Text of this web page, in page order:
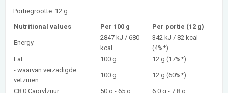
Portiegrootte: 12 g
Nutritional values Per 100 g Per portie (12 g)
Energy
2847 kJ / 680
kcal
342 kJ / 82 kcal
(4%*)
Fat
100 g
12 g (17%*)
- waarvan verzadigde
vetzuren
100 g 12 g (60%*)
C8:0 Caprylzuur 50 g - 65 g 6.0 g - 7.8 g